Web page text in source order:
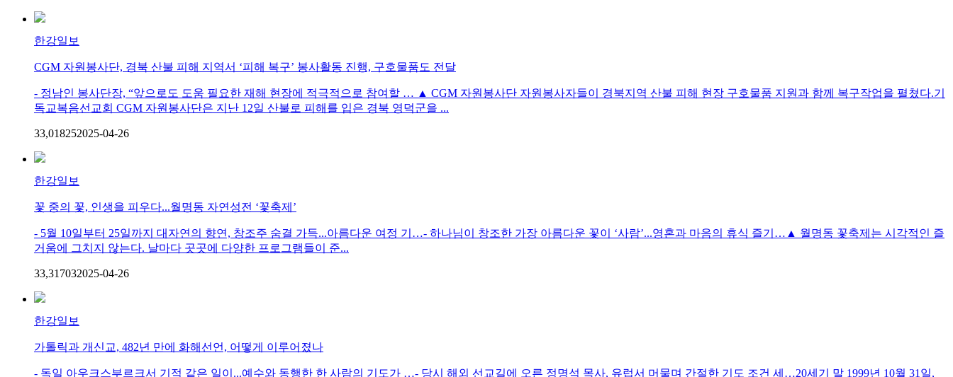
한강일보
CGM 자원봉사단, 경북 산불 피해 지역서 ‘피해 복구’ 봉사활동 진행, 구호물품도 전달
- 정남인 봉사단장, “앞으로도 도움 필요한 재해 현장에 적극적으로 참여할 … ▲ CGM 자원봉사단 자원봉사자들이 경북지역 산불 피해 현장 구호물품 지원과 함께 복구작업을 펼쳤다.기
독교복음선교회 CGM 자원봉사단은 지난 12일 산불로 피해를 입은 경북 영덕군을 ...
33,018252025-04-26
한강일보
꽃 중의 꽃, 인생을 피우다...월명동 자연성전 ‘꽃축제’
- 5월 10일부터 25일까지 대자연의 향연, 창조주 숨결 가득...아름다운 여정 기…- 하나님이 창조한 가장 아름다운 꽃이 ‘사람’...영혼과 마음의 휴식 즐기…▲ 월명동 꽃축제는 시각적인 즐
거움에 그치지 않는다. 날마다 곳곳에 다양한 프로그램들이 준...
33,317032025-04-26
한강일보
가톨릭과 개신교, 482년 만에 화해선언, 어떻게 이루어졌나
- 독일 아우크스부르크서 기적 같은 일이...예수와 동행한 한 사람의 기도가 …- 당시 해외 선교길에 오른 정명석 목사, 유럽서 머물며 간절한 기도 조건 세…20세기 말 1999년 10월 31일,